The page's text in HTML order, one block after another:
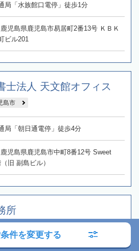
局「水族館口電停」徒歩1分
児島県鹿児島市易居町2番13号 ＫＢＫ
ビル201
士法人 天文館オフィス
島市
局「朝日通電停」徒歩4分
児島県鹿児島市中町8番12号 Sweet
旧 副島ビル）
所
件を変更する